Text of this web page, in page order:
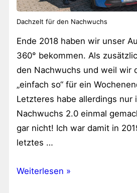
Dachzelt für den Nachwuchs
Ende 2018 haben wir unser
360° bekommen. Als
den Nachwuchs und weil wir
„einfach so“ für ein
Letzteres habe allerdings nur
Nachwuchs 2.0 einmal
gar nicht! Ich war damit in
letztes …
Groenberg
Weiterlesen »